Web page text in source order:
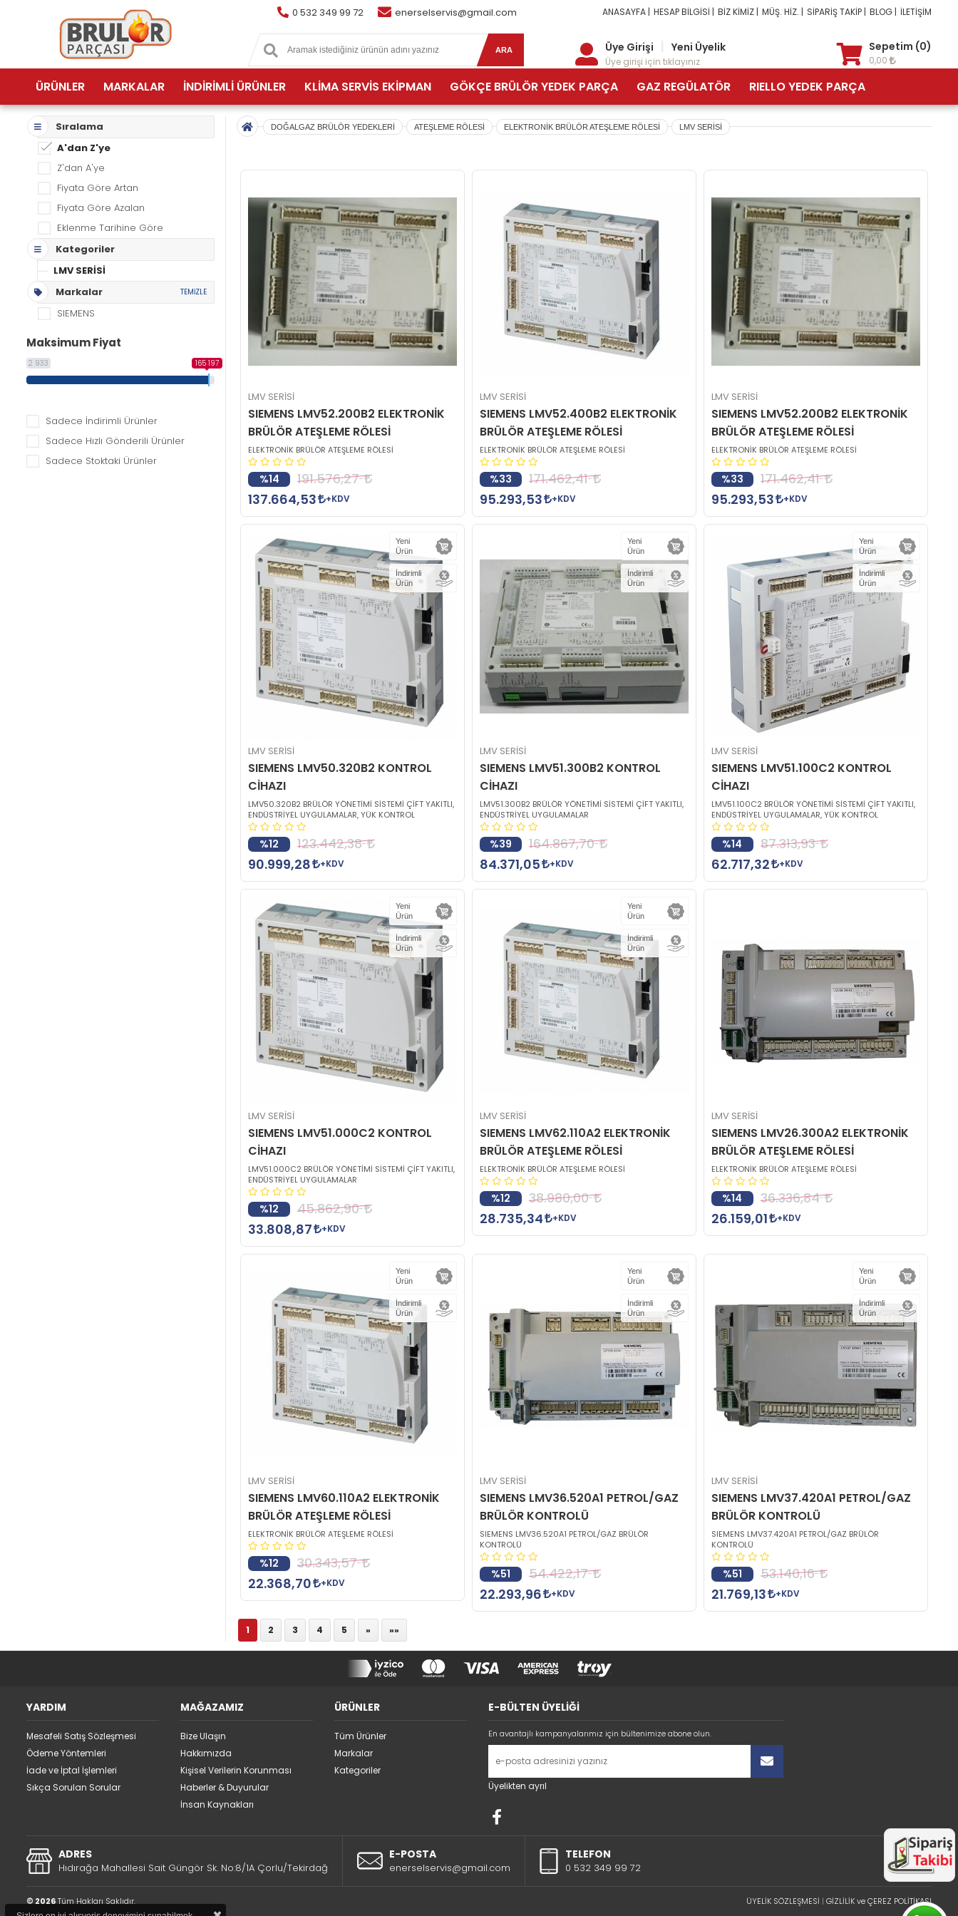
0 532 349 99 72 enerselservis@gmail.com
ARA
ANASAYFA | HESAP BİLGİSİ | BİZ KİMİZ | MÜŞ. HİZ. | SİPARİŞ TAKİP | BLOG | İLETİŞİM
Üye Girişi Yeni Üyelik
Üye girişi için tıklayınız
Sepetim (0)
0,00
ÜRÜNLER MARKALAR İNDİRİMLİ ÜRÜNLER KLİMA SERVİS EKİPMAN GÖKÇE BRÜLÖR YEDEK PARÇA GAZ REGÜLATÖR RIELLO YEDEK PARÇA
Sıralama
A'dan Z'ye
Z'dan A'ye
Fiyata Göre Artan
Fiyata Göre Azalan
Eklenme Tarihine Göre
Kategoriler
LMV SERİSİ
Markalar
TEMİZLE
SIEMENS
Maksimum Fiyat
2 933 165 197
Sadece İndirimli Ürünler
Sadece Hızlı Gönderili Ürünler
Sadece Stoktaki Ürünler
DOĞALGAZ BRÜLÖR YEDEKLERİ ATEŞLEME RÖLESİ ELEKTRONİK BRÜLÖR ATEŞLEME RÖLESİ LMV SERİSİ
LMV SERİSİ
SIEMENS LMV52.200B2 ELEKTRONİK
BRÜLÖR ATEŞLEME RÖLESİ
ELEKTRONİK BRÜLÖR ATEŞLEME RÖLESİ
%14
191.576,27
137.664,53
+KDV
LMV SERİSİ
SIEMENS LMV52.400B2 ELEKTRONİK
BRÜLÖR ATEŞLEME RÖLESİ
ELEKTRONİK BRÜLÖR ATEŞLEME RÖLESİ
%33
171.462,41
95.293,53
+KDV
LMV SERİSİ
SIEMENS LMV52.200B2 ELEKTRONİK
BRÜLÖR ATEŞLEME RÖLESİ
ELEKTRONİK BRÜLÖR ATEŞLEME RÖLESİ
%33
171.462,41
95.293,53
+KDV
Yeni
Ürün
İndirimli
Ürün
LMV SERİSİ
SIEMENS LMV50.320B2 KONTROL
CİHAZI
LMV50.320B2 BRÜLÖR YÖNETİMİ SİSTEMİ ÇİFT YAKITLI,
ENDÜSTRİYEL UYGULAMALAR, YÜK KONTROL
%12
123.442,38
90.999,28
+KDV
Yeni
Ürün
İndirimli
Ürün
LMV SERİSİ
SIEMENS LMV51.300B2 KONTROL
CİHAZI
LMV51.300B2 BRÜLÖR YÖNETİMİ SİSTEMİ ÇİFT YAKITLI,
ENDÜSTRİYEL UYGULAMALAR
%39
164.867,70
84.371,05
+KDV
Yeni
Ürün
İndirimli
Ürün
LMV SERİSİ
SIEMENS LMV51.100C2 KONTROL
CİHAZI
LMV51.100C2 BRÜLÖR YÖNETİMİ SİSTEMİ ÇİFT YAKITLI,
ENDÜSTRİYEL UYGULAMALAR, YÜK KONTROL
%14
87.313,93
62.717,32
+KDV
Yeni
Ürün
İndirimli
Ürün
LMV SERİSİ
SIEMENS LMV51.000C2 KONTROL
CİHAZI
LMV51.000C2 BRÜLÖR YÖNETİMİ SİSTEMİ ÇİFT YAKITLI,
ENDÜSTRİYEL UYGULAMALAR
%12
45.862,90
33.808,87
+KDV
Yeni
Ürün
İndirimli
Ürün
LMV SERİSİ
SIEMENS LMV62.110A2 ELEKTRONİK
BRÜLÖR ATEŞLEME RÖLESİ
ELEKTRONİK BRÜLÖR ATEŞLEME RÖLESİ
%12
38.980,00
28.735,34
+KDV
LMV SERİSİ
SIEMENS LMV26.300A2 ELEKTRONİK
BRÜLÖR ATEŞLEME RÖLESİ
ELEKTRONİK BRÜLÖR ATEŞLEME RÖLESİ
%14
36.336,84
26.159,01
+KDV
Yeni
Ürün
İndirimli
Ürün
LMV SERİSİ
SIEMENS LMV60.110A2 ELEKTRONİK
BRÜLÖR ATEŞLEME RÖLESİ
ELEKTRONİK BRÜLÖR ATEŞLEME RÖLESİ
%12
30.343,57
22.368,70
+KDV
Yeni
Ürün
İndirimli
Ürün
LMV SERİSİ
SIEMENS LMV36.520A1 PETROL/GAZ
BRÜLÖR KONTROLÜ
SIEMENS LMV36.520A1 PETROL/GAZ BRÜLÖR
KONTROLÜ
%51
54.422,17
22.293,96
+KDV
Yeni
Ürün
İndirimli
Ürün
LMV SERİSİ
SIEMENS LMV37.420A1 PETROL/GAZ
BRÜLÖR KONTROLÜ
SIEMENS LMV37.420A1 PETROL/GAZ BRÜLÖR
KONTROLÜ
%51
53.140,16
21.769,13
+KDV
1 2 3 4 5 » »»
YARDIM
Mesafeli Satış Sözleşmesi
Ödeme Yöntemleri
İade ve İptal İşlemleri
Sıkça Sorulan Sorular
MAĞAZAMIZ
Bize Ulaşın
Hakkımızda
Kişisel Verilerin Korunması
Haberler & Duyurular
İnsan Kaynakları
ÜRÜNLER
Tüm Ürünler
Markalar
Kategoriler
E-BÜLTEN ÜYELİĞİ
En avantajlı kampanyalarımız için bültenimize abone olun.
Üyelikten ayrıl
ADRES
Hıdırağa Mahallesi Sait Güngör Sk. No:8/1A Çorlu/Tekirdağ
E-POSTA
enerselservis@gmail.com
TELEFON
0 532 349 99 72
© 2026Tüm Hakları Saklıdır. ÜYELİK SÖZLEŞMESİ | GİZLİLİK ve ÇEREZ POLİTİKASI